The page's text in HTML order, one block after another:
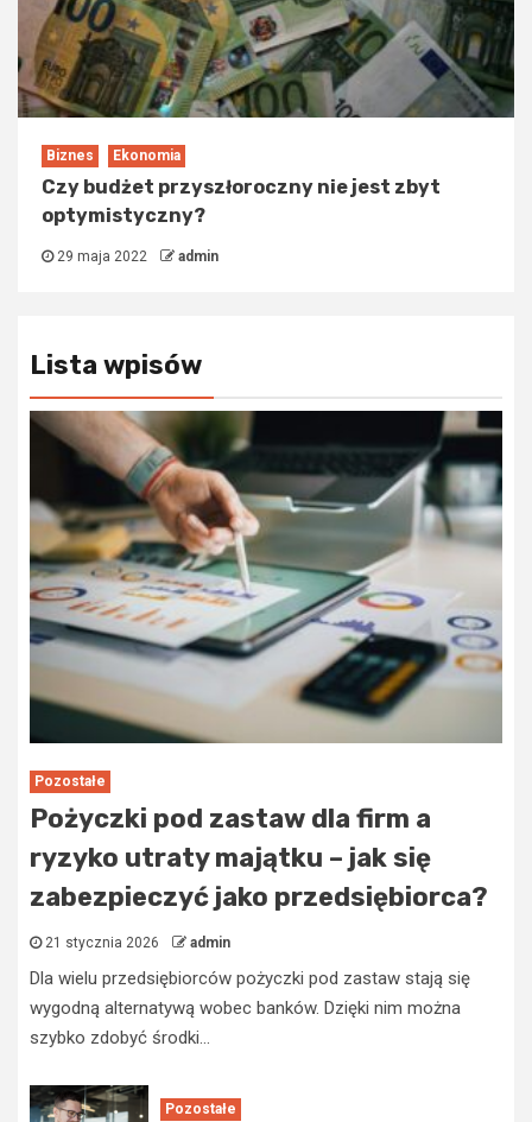
Biznes Ekonomia
Czy budżet przyszłoroczny nie jest zbyt
optymistyczny?
29 maja 2022 admin
Lista wpisów
Pozostałe
Pożyczki pod zastaw dla firm a
ryzyko utraty majątku – jak się
zabezpieczyć jako przedsiębiorca?
21 stycznia 2026 admin
Dla wielu przedsiębiorców pożyczki pod zastaw stają się
wygodną alternatywą wobec banków. Dzięki nim można
szybko zdobyć środki...
Pozostałe